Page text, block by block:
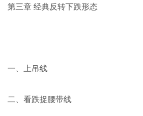
第三章 经典反转下跌形态
一、上吊线
二、看跌捉腰带线